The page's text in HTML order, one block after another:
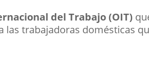
del Trabajo (OIT)
trabajadoras domésticas